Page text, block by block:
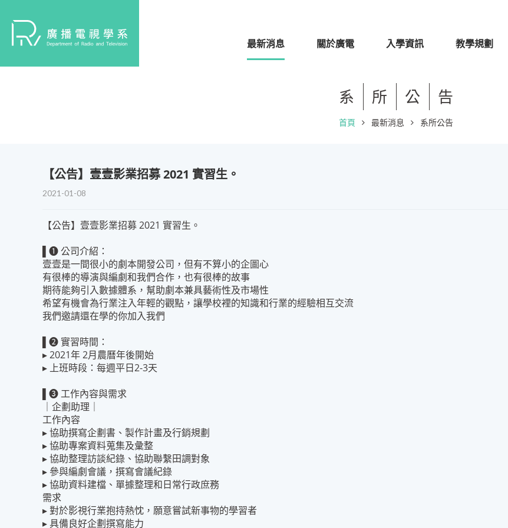
最新消息 關於廣電 入學資訊 教學規劃
系 所 公 告
首頁 最新消息 系所公告
​【公告】壹壹影業招募 2021 實習生。
2021-01-08
【公告】壹壹影業招募 2021 實習生。
▌➊ 公司介紹：
壹壹是一間很小的劇本開發公司，但有不算小的企圖心
有很棒的導演與編劇和我們合作，也有很棒的故事
期待能夠引入數據體系，幫助劇本兼具藝術性及市場性
希望有機會為行業注入年輕的觀點，讓學校裡的知識和行業的經驗相互交流
我們邀請還在學的你加入我們
▌➋ 實習時間：
▸ 2021年 2月農曆年後開始
▸ 上班時段：每週平日2-3天
▌➌ 工作內容與需求
｜企劃助理｜
工作內容
▸ 協助撰寫企劃書、製作計畫及行銷規劃
▸ 協助專案資料蒐集及彙整
▸ 協助整理訪談紀錄、協助聯繫田調對象
▸ 參與編劇會議，撰寫會議紀錄
▸ 協助資料建檔、單據整理和日常行政庶務
需求
▸ 對於影視行業抱持熱忱，願意嘗試新事物的學習者
▸ 具備良好企劃撰寫能力